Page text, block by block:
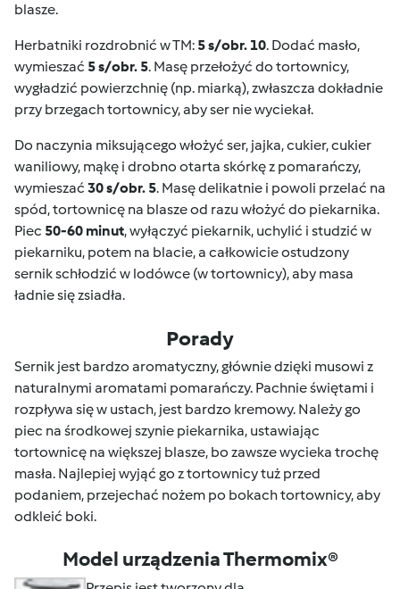
blasze.
Herbatniki rozdrobnić w TM: 5 s/obr. 10. Dodać masło,
wymieszać 5 s/obr. 5. Masę przełożyć do tortownicy,
wygładzić powierzchnię (np. miarką), zwłaszcza dokładnie
przy brzegach tortownicy, aby ser nie wyciekał.
Do naczynia miksującego włożyć ser, jajka, cukier, cukier
waniliowy, mąkę i drobno otarta skórkę z pomarańczy,
wymieszać 30 s/obr. 5. Masę delikatnie i powoli przelać na
spód, tortownicę na blasze od razu włożyć do piekarnika.
Piec 50-60 minut, wyłączyć piekarnik, uchylić i studzić w
piekarniku, potem na blacie, a całkowicie ostudzony
sernik schłodzić w lodówce (w tortownicy), aby masa
ładnie się zsiadła.
Porady
Sernik jest bardzo aromatyczny, głównie dzięki musowi z
naturalnymi aromatami pomarańczy. Pachnie świętami i
rozpływa się w ustach, jest bardzo kremowy. Należy go
piec na środkowej szynie piekarnika, ustawiając
tortownicę na większej blasze, bo zawsze wycieka trochę
masła. Najlepiej wyjąć go z tortownicy tuż przed
podaniem, przejechać nożem po bokach tortownicy, aby
odkleić boki.
Model urządzenia Thermomix®